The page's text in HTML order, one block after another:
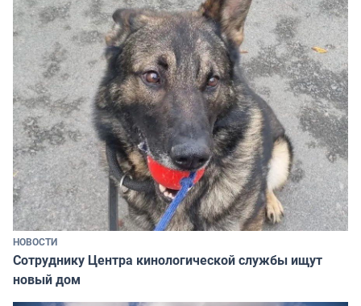
НОВОСТИ
Сотруднику Центра кинологической службы ищут
новый дом